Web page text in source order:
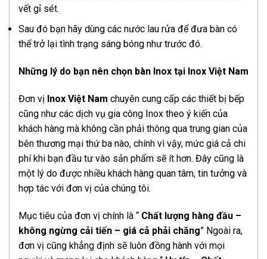
vết gỉ sét.
Sau đó bạn hãy dùng các nước lau rửa để đưa bàn có
thể trở lại tình trạng sáng bóng như trước đó.
Những lý do bạn nên chọn bàn Inox tại Inox Việt Nam
Đơn vị Inox Việt Nam chuyên cung cấp các thiết bị bếp
cũng như các dịch vụ gia công Inox theo ý kiến của
khách hàng mà không cần phải thông qua trung gian của
bên thương mại thứ ba nào, chính vì vậy, mức giá cả chi
phí khi bạn đầu tư vào sản phẩm sẽ ít hơn. Đây cũng là
một lý do được nhiều khách hàng quan tâm, tin tưởng và
hợp tác với đơn vị của chúng tôi.
Mục tiêu của đơn vị chính là “ Chất lượng hàng đầu –
không ngừng cải tiến – giá cả phải chăng” Ngoài ra,
đơn vị cũng khẳng định sẽ luôn đồng hành với mọi